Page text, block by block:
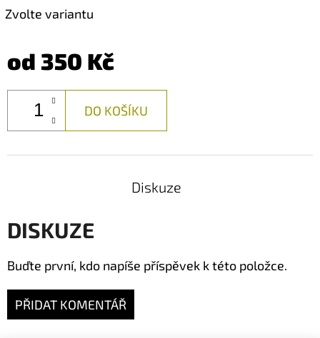
Zvolte variantu
od 350 Kč
DO KOŠÍKU
Diskuze
DISKUZE
Buďte první, kdo napíše příspěvek k této položce.
PŘIDAT KOMENTÁŘ